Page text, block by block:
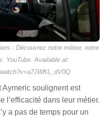
: Découvrez notre métier, notre
YouTube. Available at:
Aymeric soulignent est
l’efficacité dans leur métier.
a pas de temps pour un